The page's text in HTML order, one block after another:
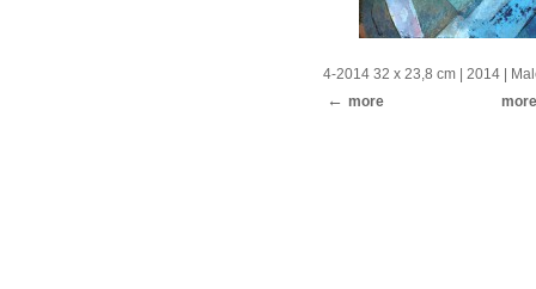
4-2014 32 x 23,8 cm | 2014 |
more
more